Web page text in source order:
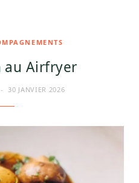
au Airfryer
30 JANVIER 2026